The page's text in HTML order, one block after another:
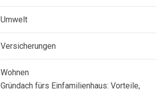
Umwelt
Versicherungen
Wohnen
Gründach fürs Einfamilienhaus: Vorteile,